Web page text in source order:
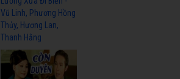
Vũ Linh, Phương Hồng
Thủy, Hương Lan,
Thanh Hằng